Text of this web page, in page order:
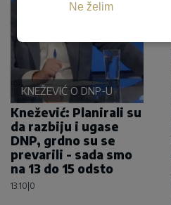
Ne želim
KNEŽEVIĆ O DNP-U
Knežević: Planirali su
da razbiju i ugase
DNP, grdno su se
prevarili - sada smo
na 13 do 15 odsto
13:10 0